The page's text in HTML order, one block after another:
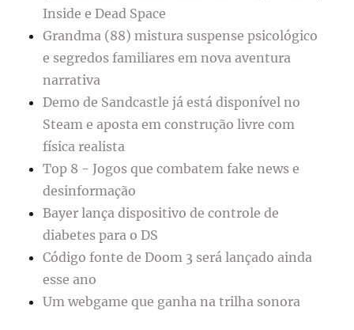
Inside e Dead Space
Grandma (88) mistura suspense psicológico
e segredos familiares em nova aventura
narrativa
Demo de Sandcastle já está disponível no
Steam e aposta em construção livre com
física realista
Top 8 - Jogos que combatem fake news e
desinformação
Bayer lança dispositivo de controle de
diabetes para o DS
Código fonte de Doom 3 será lançado ainda
esse ano
Um webgame que ganha na trilha sonora